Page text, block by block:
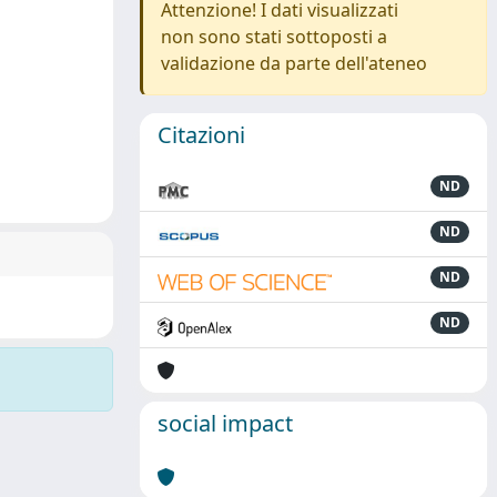
Attenzione! I dati visualizzati
non sono stati sottoposti a
validazione da parte dell'ateneo
Citazioni
ND
ND
ND
ND
social impact